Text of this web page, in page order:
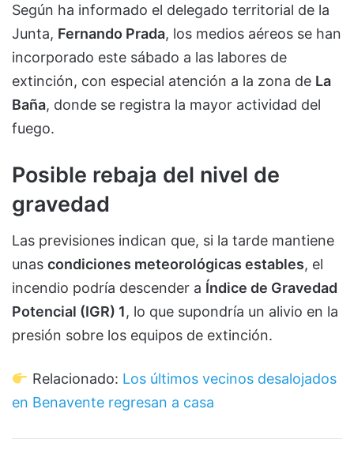
Según ha informado el delegado territorial de la
Junta, Fernando Prada, los medios aéreos se han
incorporado este sábado a las labores de
extinción, con especial atención a la zona de La
Baña, donde se registra la mayor actividad del
fuego.
Posible rebaja del nivel de
gravedad
Las previsiones indican que, si la tarde mantiene
unas condiciones meteorológicas estables, el
incendio podría descender a Índice de Gravedad
Potencial (IGR) 1, lo que supondría un alivio en la
presión sobre los equipos de extinción.
Relacionado: Los últimos vecinos desalojados
en Benavente regresan a casa